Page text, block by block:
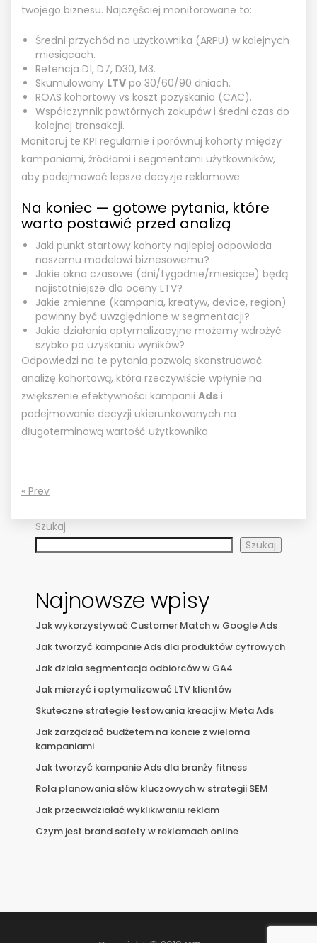
twojego biznesu. Najczęściej monitorowane to:
Średni przychód na użytkownika (ARPU) w kolejnych
miesiącach.
Retencja D1, D7, D30, M3.
Skumulowany LTV po 30/60/90 dniach.
ROAS kohortowy vs koszt pozyskania (CAC).
Współczynnik powtórnych zakupów i średni czas do
kolejnej transakcji.
Monitoruj te KPI regularnie i porównuj kohorty między
kampaniami, źródłami i segmentami użytkowników,
aby podejmować lepsze decyzje reklamowe.
Na koniec — gotowe pytania, które
warto postawić przed analizą
Jaki punkt startowy kohorty najlepiej odpowiada
naszemu modelowi biznesowemu?
Jakie okna czasowe (dni/tygodnie/miesiące) będą
najistotniejsze dla oceny LTV?
Jakie zmienne (kampania, kreatyw, device, region)
powinny być uwzględnione w segmentacji?
Jakie działania optymalizacyjne możemy wdrożyć
szybko po uzyskaniu wyników?
Odpowiedzi na te pytania pozwolą skonstruować
analizę kohortową, która rzeczywiście wpłynie na
zwiększenie efektywności kampanii Ads i
podejmowanie decyzji ukierunkowanych na
długoterminową wartość użytkownika.
« Prev
Szukaj
Szukaj
Najnowsze wpisy
Jak wykorzystywać Customer Match w Google Ads
Jak tworzyć kampanie Ads dla produktów cyfrowych
Jak działa segmentacja odbiorców w GA4
Jak mierzyć i optymalizować LTV klientów
Skuteczne strategie testowania kreacji w Meta Ads
Jak zarządzać budżetem na koncie z wieloma
kampaniami
Jak tworzyć kampanie Ads dla branży fitness
Rola planowania słów kluczowych w strategii SEM
Jak przeciwdziałać wyklikiwaniu reklam
Czym jest brand safety w reklamach online